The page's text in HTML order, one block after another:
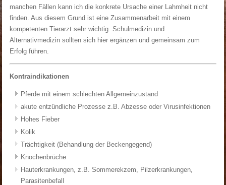
manchen Fällen kann ich die konkrete Ursache einer Lahmheit nicht
finden. Aus diesem Grund ist eine Zusammenarbeit mit einem
kompetenten Tierarzt sehr wichtig. Schulmedizin und
Alternativmedizin sollten sich hier ergänzen und gemeinsam zum
Erfolg führen.
Kontraindikationen
Pferde mit einem schlechten Allgemeinzustand
akute entzündliche Prozesse z.B. Abzesse oder Virusinfektionen
Hohes Fieber
Kolik
Trächtigkeit (Behandlung der Beckengegend)
Knochenbrüche
Hauterkrankungen, z.B. Sommerekzem, Pilzerkrankungen,
Parasitenbefall